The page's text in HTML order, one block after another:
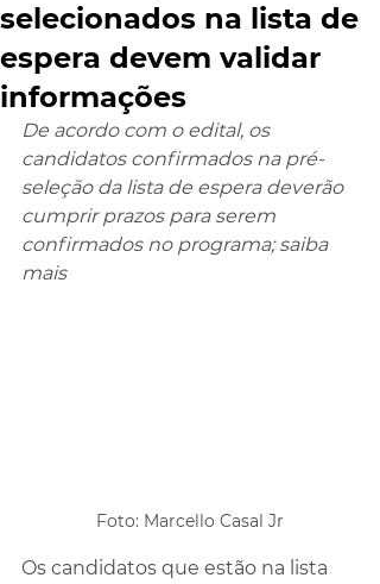
selecionados na lista de
espera devem validar
informações
De acordo com o edital, os
candidatos confirmados na pré-
seleção da lista de espera deverão
cumprir prazos para serem
confirmados no programa; saiba
mais
Foto: Marcello Casal Jr
Os candidatos que estão na lista